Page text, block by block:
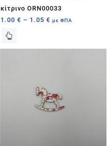
κίτρινο ORN00033
1.00€ – 1.05€ με ΦΠΑ